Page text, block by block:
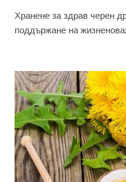
Хранене за здрав черен
поддържане на